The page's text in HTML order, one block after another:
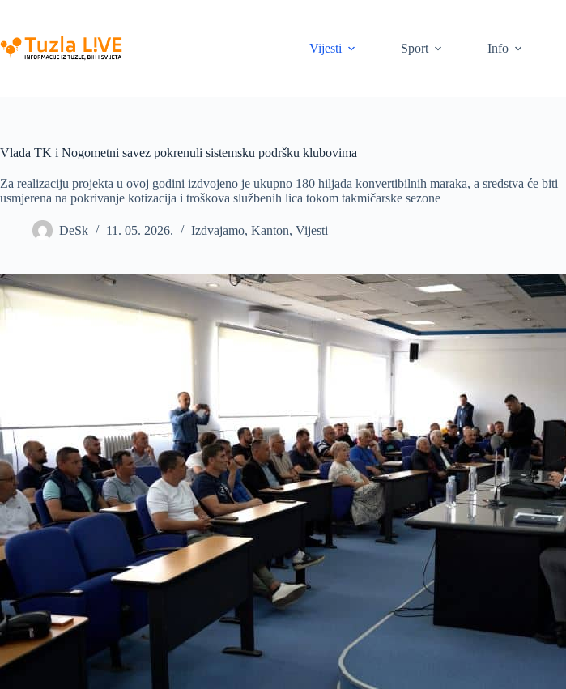
content
Vijesti
Sport Info
Vlada TK i Nogometni savez pokrenuli sistemsku podršku klubovima
Za realizaciju projekta u ovoj godini izdvojeno je ukupno 180 hiljada konvertibilnih maraka, a sredstva će biti
usmjerena na pokrivanje kotizacija i troškova službenih lica tokom takmičarske sezone
DeSk 11. 05. 2026. Izdvajamo, Kanton, Vijesti